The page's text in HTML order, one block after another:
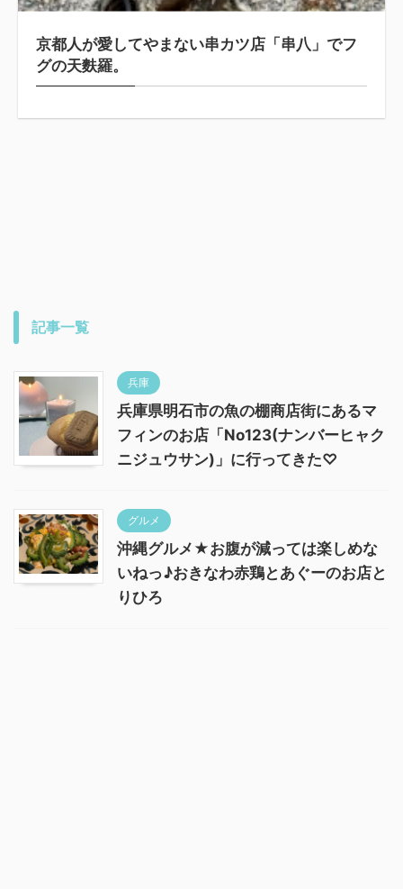
京都人が愛してやまない串カツ店「串八」でフ
グの天麩羅。
記事一覧
兵庫
兵庫県明石市の魚の棚商店街にあるマ
フィンのお店「No123(ナンバーヒャク
ニジュウサン)」に行ってきた♡
グルメ
沖縄グルメ★お腹が減っては楽しめな
いねっ♪おきなわ赤鶏とあぐーのお店と
りひろ